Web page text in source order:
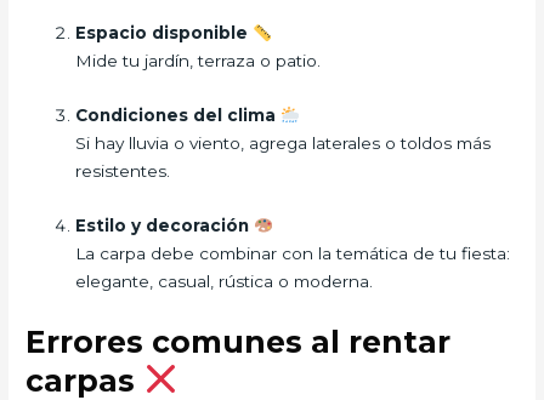
Espacio disponible
Mide tu jardín, terraza o patio.
Condiciones del clima
Si hay lluvia o viento, agrega laterales o toldos más
resistentes.
Estilo y decoración
La carpa debe combinar con la temática de tu fiesta:
elegante, casual, rústica o moderna.
Errores comunes al rentar
carpas